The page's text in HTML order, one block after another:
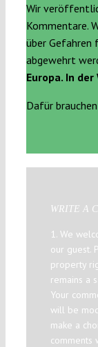
Wir
Kommentare.
über Gefahren
abgewehrt
Europa. In der
Dafür
WRITE A
1. We
our guest.
property
remains a
Your
will be
make a
comments